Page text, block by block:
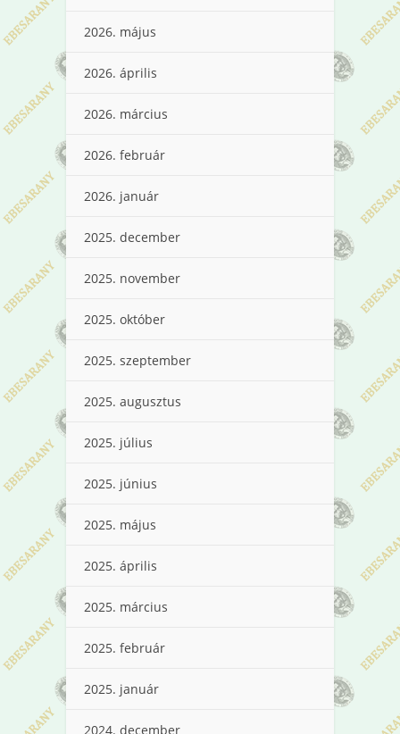
2026. május
2026. április
2026. március
2026. február
2026. január
2025. december
2025. november
2025. október
2025. szeptember
2025. augusztus
2025. július
2025. június
2025. május
2025. április
2025. március
2025. február
2025. január
2024. december